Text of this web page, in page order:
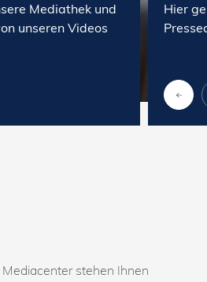
Mediathek und
unseren Videos
Hier
stehen Ihnen